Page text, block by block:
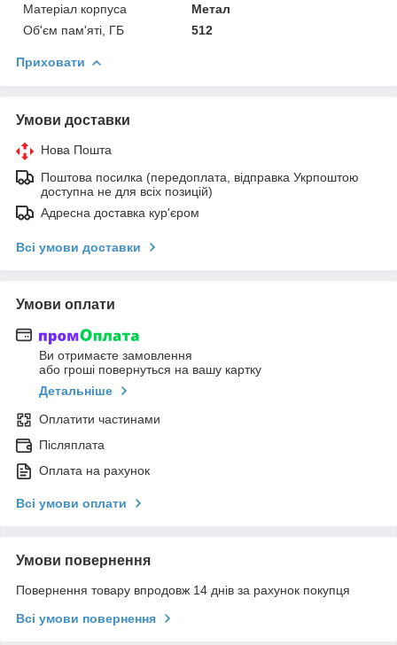
Матеріал корпуса
Метал
Об'єм пам'яті, ГБ
512
Приховати
Умови доставки
Нова Пошта
Поштова посилка (передоплата, відправка Укрпоштою
доступна не для всіх позицій)
Адресна доставка кур'єром
Всі умови доставки
Умови оплати
Ви отримаєте замовлення
або гроші повернуться на вашу картку
Детальніше
Оплатити частинами
Післяплата
Оплата на рахунок
Всі умови оплати
Умови повернення
Повернення товару впродовж 14 днів за рахунок покупця
Всі умови повернення